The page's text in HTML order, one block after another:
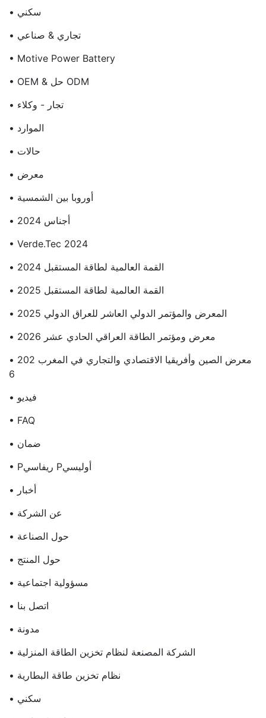
• سكني
• تجاري & صناعي
• Motive Power Battery
• OEM & حل ODM
• تجار - وكلاء
• الموارد
• حالات
• معرض
• أوروبا بين الشمسية
• أجناس 2024
• Verde.Tec 2024
• القمة العالمية لطاقة المستقبل 2024
• القمة العالمية لطاقة المستقبل 2025
• المعرض والمؤتمر الدولي العاشر للعراق الدولي 2025
• معرض ومؤتمر الطاقة العراقي الحادي عشر 2026
• معرض الصين وأفريقيا الاقتصادي والتجاري في المغرب 202
6
• فيديو
• FAQ
• ضمان
• Pريفاسي Pأوليسي
• أخبار
• عن الشركة
• حول الصناعة
• حول المنتج
• مسؤولية اجتماعية
• اتصل بنا
• مدونة
• الشركة المصنعة لنظام تخزين الطاقة المنزلية
• نظام تخزين طاقة البطارية
• سكني